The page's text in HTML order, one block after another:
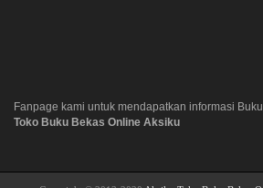
Fanpage kami untuk mendapatkan informasi
Toko Buku Bekas Online Aksiku